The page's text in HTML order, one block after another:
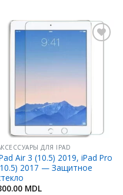
Избранное
ДЛЯ IPAD
Air 3 (10.5) 2019, iPad Pro
2017 — Защитное
MDL